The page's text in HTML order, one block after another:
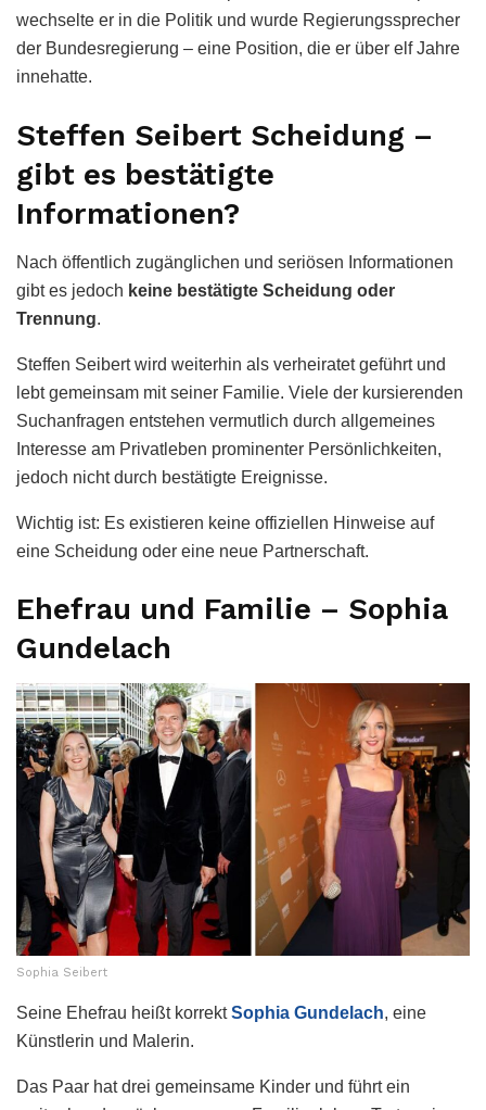
wechselte er in die Politik und wurde Regierungssprecher
der Bundesregierung – eine Position, die er über elf Jahre
innehatte.
Steffen Seibert Scheidung –
gibt es bestätigte
Informationen?
Nach öffentlich zugänglichen und seriösen Informationen
gibt es jedoch keine bestätigte Scheidung oder
Trennung.
Steffen Seibert wird weiterhin als verheiratet geführt und
lebt gemeinsam mit seiner Familie. Viele der kursierenden
Suchanfragen entstehen vermutlich durch allgemeines
Interesse am Privatleben prominenter Persönlichkeiten,
jedoch nicht durch bestätigte Ereignisse.
Wichtig ist: Es existieren keine offiziellen Hinweise auf
eine Scheidung oder eine neue Partnerschaft.
Ehefrau und Familie – Sophia
Gundelach
Sophia Seibert
Seine Ehefrau heißt korrektSophia Gundelach, eine
Künstlerin und Malerin.
Das Paar hat drei gemeinsame Kinder und führt ein